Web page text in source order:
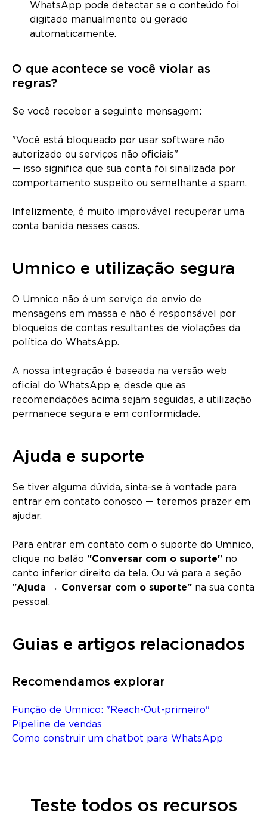
WhatsApp pode detectar se o conteúdo foi
digitado manualmente ou gerado
automaticamente.
O que acontece se você violar as
regras?
Se você receber a seguinte mensagem:
"Você está bloqueado por usar software não
autorizado ou serviços não oficiais"
— isso significa que sua conta foi sinalizada por
comportamento suspeito ou semelhante a spam.
Infelizmente, é muito improvável recuperar uma
conta banida nesses casos.
Umnico e utilização segura
O Umnico não é um serviço de envio de
mensagens em massa e não é responsável por
bloqueios de contas resultantes de violações da
política do WhatsApp.
A nossa integração é baseada na versão web
oficial do WhatsApp e, desde que as
recomendações acima sejam seguidas, a utilização
permanece segura e em conformidade.
Ajuda e suporte
Se tiver alguma dúvida, sinta-se à vontade para
entrar em contato conosco — teremos prazer em
ajudar.
Para entrar em contato com o suporte do Umnico,
clique no balão "Conversar com o suporte" no
canto inferior direito da tela. Ou vá para a seção
"Ajuda → Conversar com o suporte" na sua conta
pessoal.
Guias e artigos relacionados
Recomendamos explorar
Função de Umnico: "Reach-Out-primeiro"
Pipeline de vendas
Como construir um chatbot para WhatsApp
Teste todos os recursos